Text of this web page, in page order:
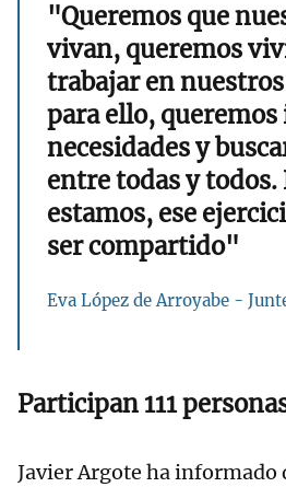
"Queremos que
vivan, queremos
trabajar en
para ello,
necesidades y
entre todas y todos.
estamos, ese
ser compartido"
Eva López de Arroyabe -
Participan 111
Javier Argote ha informado